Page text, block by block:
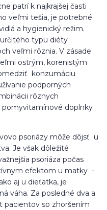
patrí k najkrajšej časti
veľmi tešia, je potrebné
a hygienický režim.
typu diéty
veľmi rôznia. V zásade
ostrým, korenistým
konzumáciu
podporných
rôznych
doplnky
psoriázy môže dôjsť u
Je však dôležité
psoriáza počas
efektom u matky -
aj u dieťatka, je
váha. Za posledné dva a
pacientov so zhoršením